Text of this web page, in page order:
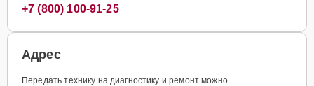
+7 (800) 100-91-25
Адрес
Передать технику на диагностику и ремонт можно